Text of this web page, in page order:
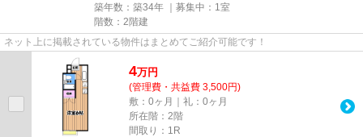
築年数：築34年 ｜募集中： 1室
階数：2階建
ネット上に掲載されている物件はまとめてご紹介可能です！
4万円
(管理費・共益費 3,500円)
敷：0ヶ月｜礼：0ヶ月
所在階：2階
間取り：1R